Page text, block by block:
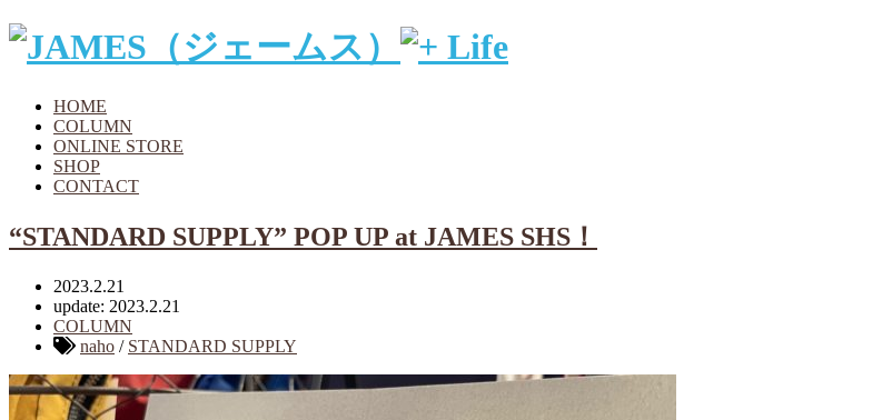
HOME
COLUMN
ONLINE STORE
SHOP
CONTACT
“STANDARD SUPPLY” POP UP at JAMES SHS！
2023.2.21
update: 2023.2.21
COLUMN
naho / STANDARD SUPPLY